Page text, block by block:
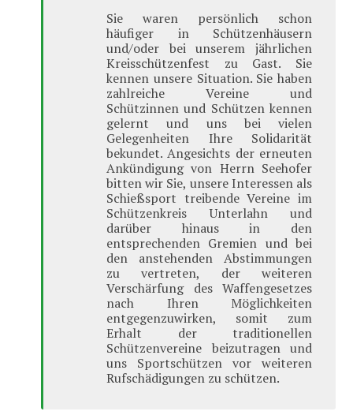
Sie waren persönlich schon
häufiger in Schützenhäusern
und/oder bei unserem jährlichen
Kreisschützenfest zu Gast. Sie
kennen unsere Situation. Sie haben
zahlreiche Vereine und
Schützinnen und Schützen kennen
gelernt und uns bei vielen
Gelegenheiten Ihre Solidarität
bekundet. Angesichts der erneuten
Ankündigung von Herrn Seehofer
bitten wir Sie, unsere Interessen als
Schießsport treibende Vereine im
Schützenkreis Unterlahn und
darüber hinaus in den
entsprechenden Gremien und bei
den anstehenden Abstimmungen
zu vertreten, der weiteren
Verschärfung des Waffengesetzes
nach Ihren Möglichkeiten
entgegenzuwirken, somit zum
Erhalt der traditionellen
Schützenvereine beizutragen und
uns Sportschützen vor weiteren
Rufschädigungen zu schützen.